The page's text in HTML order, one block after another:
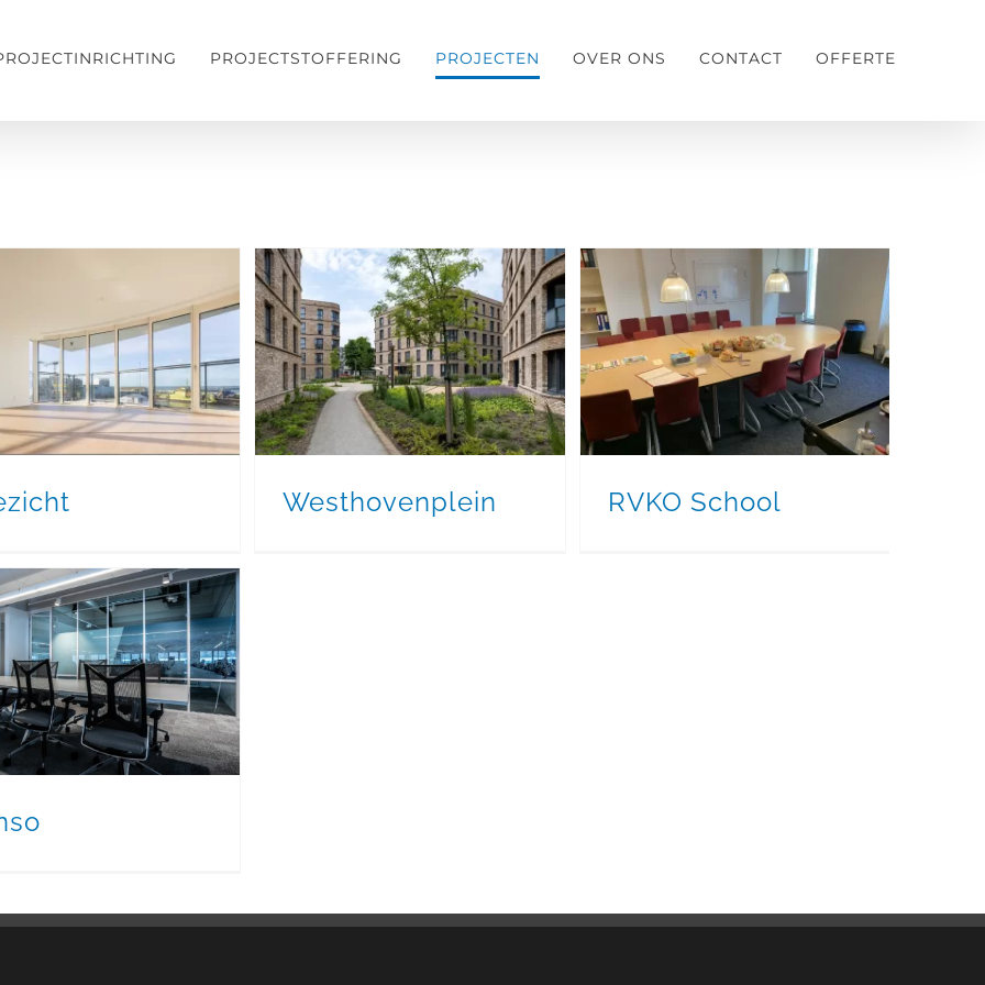
PROJECTSTOFFERING PROJECTEN OVER ONS CONTACT OFFERTE
Westhovenplein RVKO School